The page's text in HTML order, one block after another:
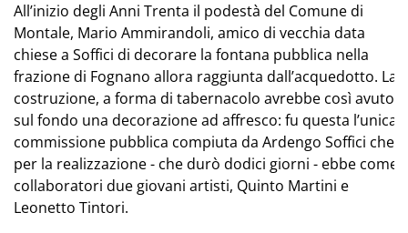
All’inizio degli Anni Trenta il podestà del Comune di
Montale, Mario Ammirandoli, amico di vecchia data
chiese a Soffici di decorare la fontana pubblica nella
frazione di Fognano allora raggiunta dall’acquedotto. La
costruzione, a forma di tabernacolo avrebbe così avuto
sul fondo una decorazione ad affresco: fu questa l’unica
commissione pubblica compiuta da Ardengo Soffici che
per la realizzazione - che durò dodici giorni - ebbe come
collaboratori due giovani artisti, Quinto Martini e
Leonetto Tintori.